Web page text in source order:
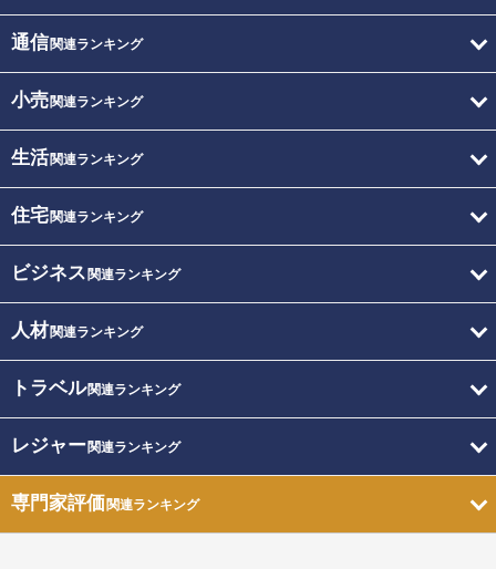
通信関連ランキング
小売関連ランキング
生活関連ランキング
住宅関連ランキング
ビジネス 関連ランキング
人材関連ランキング
トラベル関連ランキング
レジャー関連ランキング
専門家評価関連ランキング